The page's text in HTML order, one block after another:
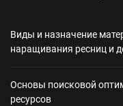
Виды и назначение
наращивания ресниц и
Основы поисковой
ресурсов